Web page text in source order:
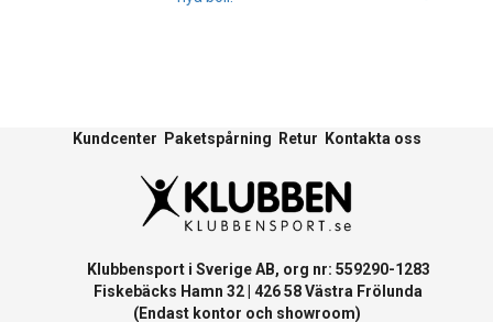
Kundcenter Paketspårning Retur Kontakta oss
Klubbensport i Sverige AB, org nr: 559290-1283
Fiskebäcks Hamn 32 | 426 58 Västra Frölunda
(Endast kontor och showroom)